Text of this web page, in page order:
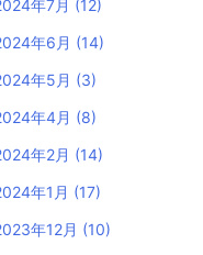
年7月 (12)
年6月 (14)
年5月 (3)
年4月 (8)
年2月 (14)
年1月 (17)
年12月 (10)